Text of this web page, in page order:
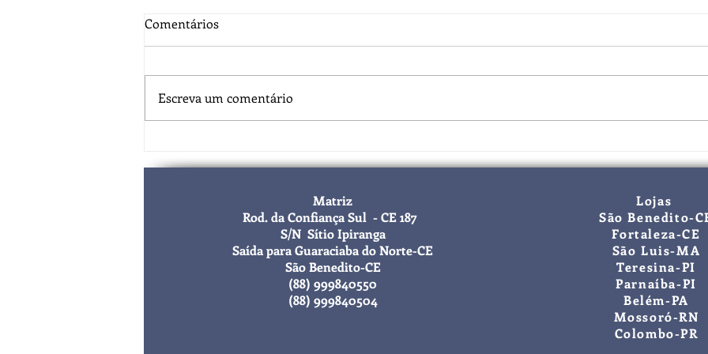
Corrida Solidária ‘Tudo por
dinheiro em São Benedito
vereador Betão
traz
Comentários
Escreva um comentário
Matriz
Rod. da Confiança Sul - CE 187
S/N Sítio Ipiranga
Saída para Guaraciaba do Norte-CE
São Benedito-CE
(88) 999840550
(88) 999840504
Lojas
São Benedito-
Fortaleza-CE
São Luis-MA
Teresina-PI
Parnaíba-PI
Belém-PA
Mossoró-RN
Colombo-PR